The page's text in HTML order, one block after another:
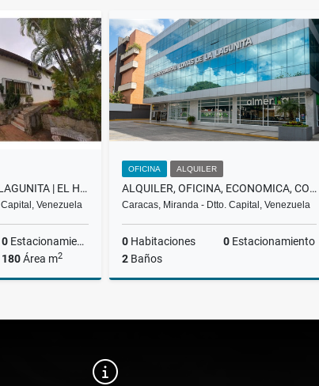
Alquiler Venta
US$501,885
CASA EN VENTA | LA LAGUNITA | EL HATILLO
Venezuela
Estacionamiento
Área m2
OFICINA ALQUILER
ALQUILER, OFICINA, ECONOMICA, COWORKING| EL HATILLO, LA LAGUNITA, 200$
Caracas, Miranda - Dtto. Capital, Venezuela
0 Habitaciones 0 Estacionamiento
2 Baños
US$200